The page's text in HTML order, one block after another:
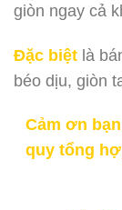
giòn ngay cả
Đặc biệt là
béo dịu, giòn
Cảm ơn
quy tổng